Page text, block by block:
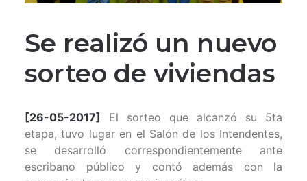
Se realizó un nuevo
sorteo de viviendas
[26-05-2017] El sorteo que alcanzó su 5ta
etapa, tuvo lugar en el Salón de los Intendentes,
se desarrolló correspondientemente ante
escribano público y contó además con la